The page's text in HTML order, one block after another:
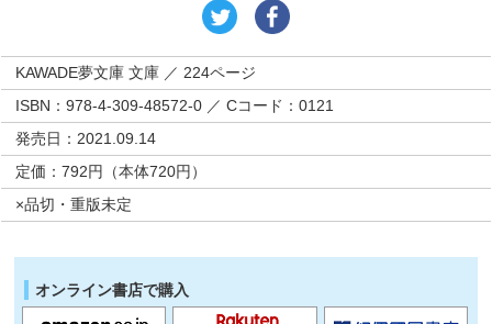
KAWADE夢文庫 文庫 ／ 224ページ
ISBN：978-4-309-48572-0 ／ Cコード：0121
発売日：2021.09.14
定価：792円（本体720円）
×品切・重版未定
オンライン書店で購入